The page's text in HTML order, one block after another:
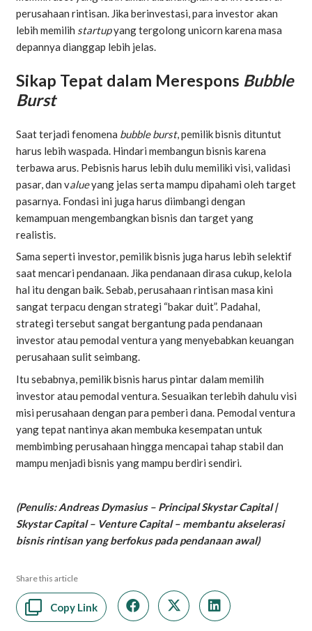
perusahaan rintisan. Jika berinvestasi, para investor akan
lebih memilih startupyang tergolong unicorn karena masa
depannya dianggap lebih jelas.
Sikap Tepat dalam Merespons Bubble
Burst
Saat terjadi fenomena bubble burst, pemilik bisnis dituntut
harus lebih waspada. Hindari membangun bisnis karena
terbawa arus. Pebisnis harus lebih dulu memiliki visi, validasi
pasar, dan valueyang jelas serta mampu dipahami oleh target
pasarnya. Fondasi ini juga harus diimbangi dengan
kemampuan mengembangkan bisnis dan target yang
realistis.
Sama seperti investor, pemilik bisnis juga harus lebih selektif
saat mencari pendanaan. Jika pendanaan dirasa cukup, kelola
hal itu dengan baik. Sebab, perusahaan rintisan masa kini
sangat terpacu dengan strategi “bakar duit”. Padahal,
strategi tersebut sangat bergantung pada pendanaan
investor atau pemodal ventura yang menyebabkan keuangan
perusahaan sulit seimbang.
Itu sebabnya, pemilik bisnis harus pintar dalam memilih
investor atau pemodal ventura. Sesuaikan terlebih dahulu visi
misi perusahaan dengan para pemberi dana. Pemodal ventura
yang tepat nantinya akan membuka kesempatan untuk
membimbing perusahaan hingga mencapai tahap stabil dan
mampu menjadi bisnis yang mampu berdiri sendiri.
(Penulis: Andreas Dymasius – Principal Skystar Capital |
Skystar Capital – Venture Capital – membantu akselerasi
bisnis rintisan yang berfokus pada pendanaan awal)
Share this article
Copy Link